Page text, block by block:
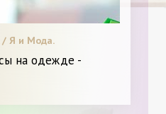
/ Я и Мода.
на одежде -